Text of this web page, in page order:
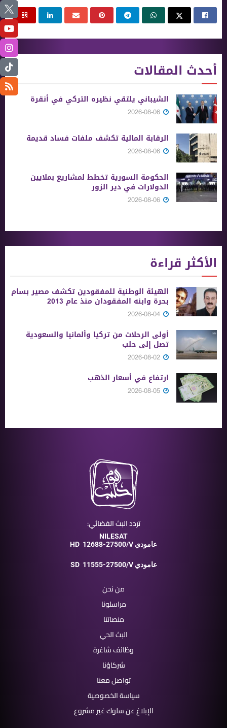
أحدث المقالات
الشيباني يلتقي نظيره التركي في أنقرة
الرقابة المالية تكشف ملفات فساد قديمة
الحكومة السورية تخطط لمشاريع بملايين
الدولارات في دير الزور
الأكثر قراءة
الهيئة الوطنية للمفقودين تكشف مصير بسام
بحرة وابنه المفقودان منذ عام 2013
أولى الرحلات من ‏تركيا وألمانيا والسعودية
تصل إلى حلب
ارتفاع في أسعار الذهب
تردد البث الفضائي:
NILESAT
HD
12688-27500/V عامودي
SD 11555-27500/V عامودي
من نحن
مراسلونا
منصاتنا
البث الحي
وظائف شاغرة
شركاؤنا
تواصل معنا
سياسة الخصوصية
الإبلاغ عن سلوك غير مشروع